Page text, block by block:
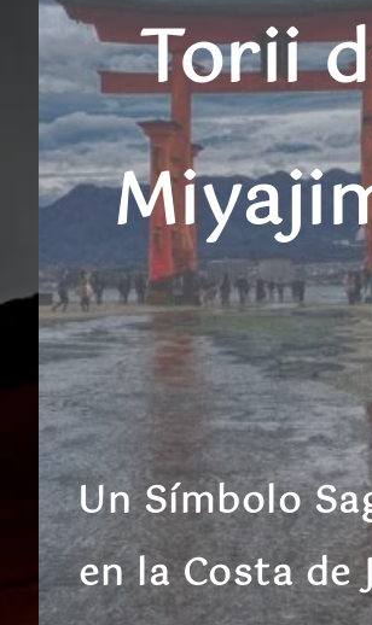
Torii
Un Símbolo
en la Costa de